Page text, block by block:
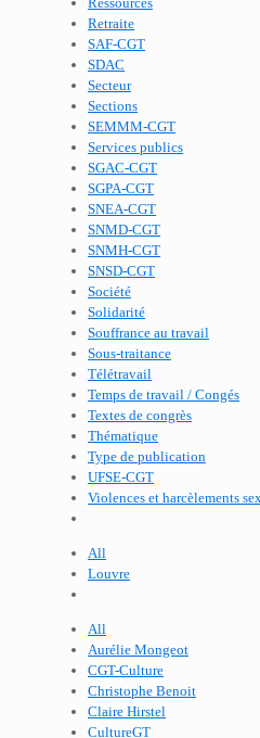
Retraite
SAF-CGT
SDAC
Secteur
Sections
SEMMM-CGT
Services publics
SGAC-CGT
SGPA-CGT
SNEA-CGT
SNMD-CGT
SNMH-CGT
SNSD-CGT
Société
Solidarité
Souffrance au travail
Sous-traitance
Télétravail
Temps de travail / Congés
Textes de congrès
Thématique
Type de publication
UFSE-CGT
Violences et harcèlements
All
Louvre
All
Aurélie Mongeot
CGT-Culture
Christophe Benoit
Claire Hirstel
CultureGT